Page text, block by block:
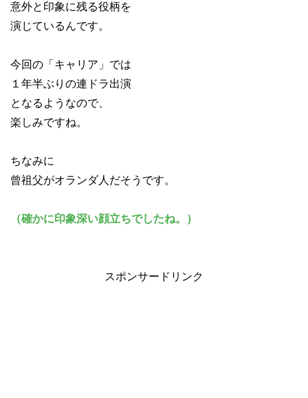
意外と印象に残る役柄を
演じているんです。
今回の「キャリア」では
１年半ぶりの連ドラ出演
となるようなので、
楽しみですね。
ちなみに
曾祖父がオランダ人だそうです。
（確かに印象深い顔立ちでしたね。）
スポンサードリンク